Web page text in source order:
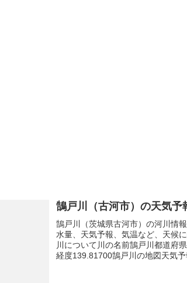
鵠戸川（古河市）の天気予
鵠戸川（茨城県古河市）の河川情
水量、天気予報、気温など、天候
川について川の名前鵠戸川都道府
経度139.81700鵠戸川の地図天気